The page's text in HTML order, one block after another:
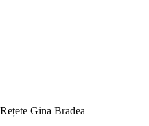
Rețete Gina Bradea